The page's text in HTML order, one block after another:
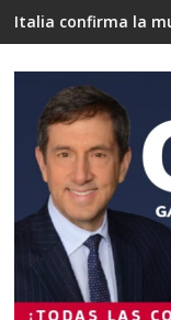
la muerte de 7